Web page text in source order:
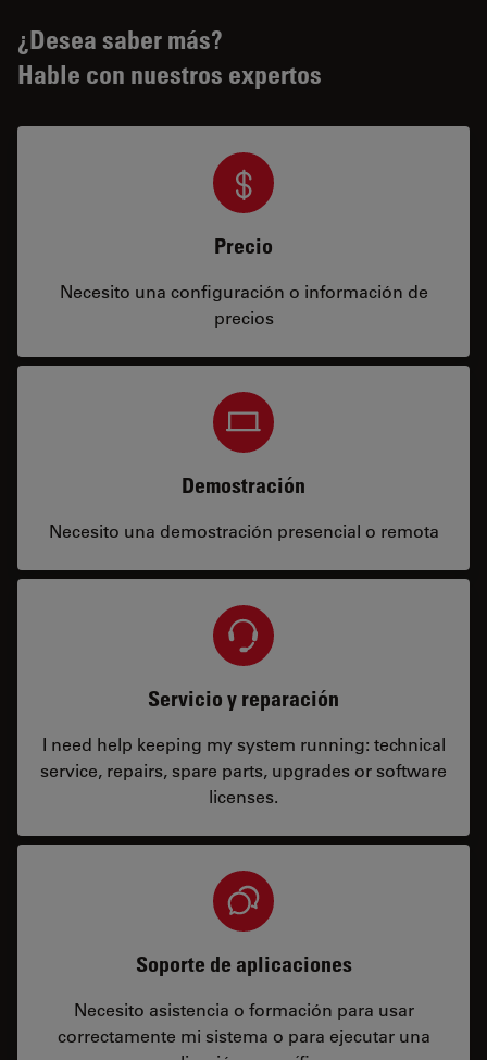
¿Desea saber más?
Hable con nuestros expertos
Precio
Necesito una configuración o información de
precios
Demostración
Necesito una demostración presencial o remota
Servicio y reparación
I need help keeping my system running: technical
service, repairs, spare parts, upgrades or software
licenses.
Soporte de aplicaciones
Necesito asistencia o formación para usar
correctamente mi sistema o para ejecutar una